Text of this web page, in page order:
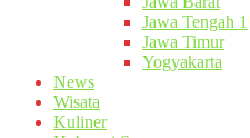
Jawa Tengah 1
Jawa Timur
Yogyakarta
News
Wisata
Kuliner